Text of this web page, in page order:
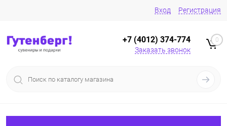
Вход Регистрация
+7 (4012) 374-774
Заказать звонок
0